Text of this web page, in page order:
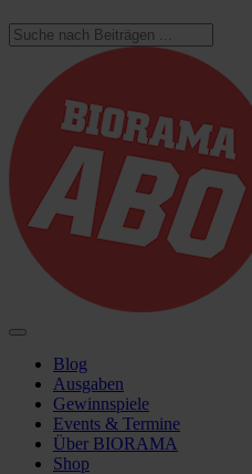
Blog
Ausgaben
Gewinnspiele
Events & Termine
Über BIORAMA
Shop